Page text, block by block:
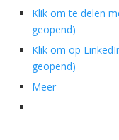
Klik om te delen
geopend)
Klik om op
geopend)
Meer